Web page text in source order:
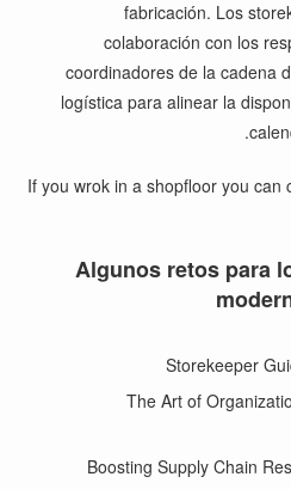
fabricación. Los
colaboración con los
coordinadores de la cadena
logística para alinear la
If you wrok in a shopfloor you can
Algunos retos para
Storekeeper
The Art of
Boosting Supply Chain